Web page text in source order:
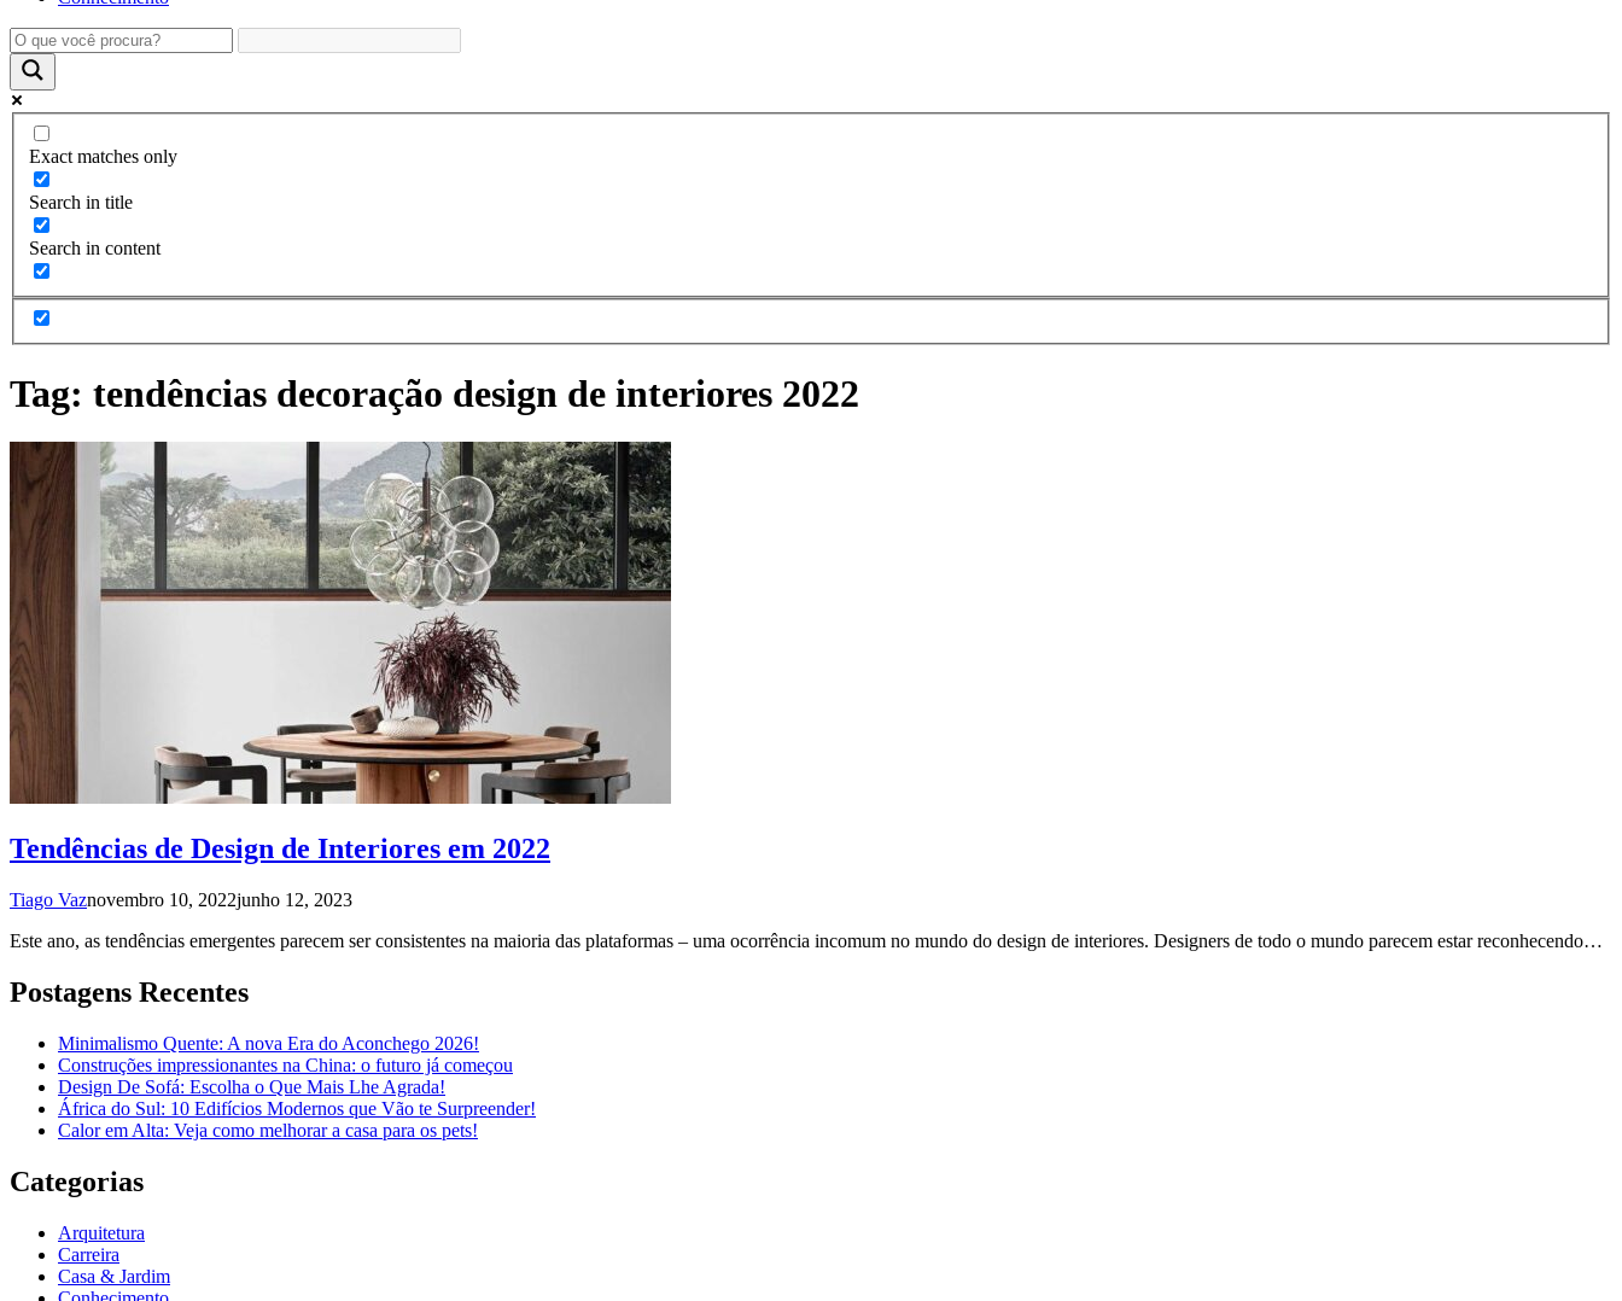
Exact matches only
Search in title
Search in content
Tag: tendências decoração design de interiores 2022
Tendências de Design de Interiores em 2022
Tiago Vaznovembro 10, 2022junho 12, 2023
Este ano, as tendências emergentes parecem ser consistentes na maioria das plataformas – uma ocorrência incomum no mundo do design de interiores. Designers de todo o mundo parecem estar reconhecendo…
Postagens Recentes
Minimalismo Quente: A nova Era do Aconchego 2026!
Construções impressionantes na China: o futuro já começou
Design De Sofá: Escolha o Que Mais Lhe Agrada!
África do Sul: 10 Edifícios Modernos que Vão te Surpreender!
Calor em Alta: Veja como melhorar a casa para os pets!
Categorias
Arquitetura
Carreira
Casa & Jardim